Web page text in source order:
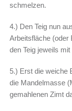
schmelzen.
4.) Den Teig nun
Arbeitsfläche (oder
den Teig jeweils
5.) Erst die weiche
die Mandelmasse
gemahlenen Zimt